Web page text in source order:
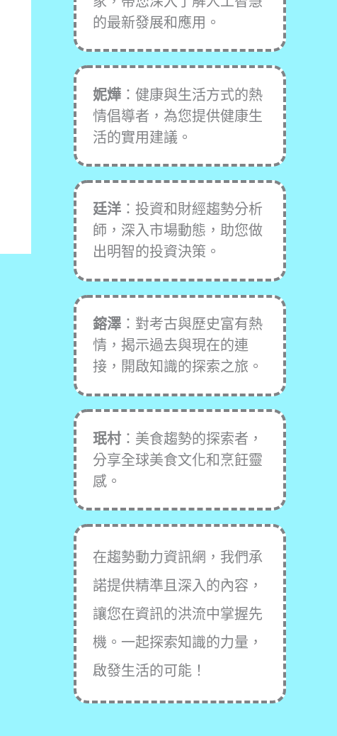
的最新發展和應用。
妮燁：健康與生活方式的熱
情倡導者，為您提供健康生
活的實用建議。
廷洋：投資和財經趨勢分析
師，深入市場動態，助您做
出明智的投資決策。
鎔澤：對考古與歷史富有熱
情，揭示過去與現在的連
接，開啟知識的探索之旅。
珉村：美食趨勢的探索者，
分享全球美食文化和烹飪靈
感。
在趨勢動力資訊網，我們承
諾提供精準且深入的內容，
讓您在資訊的洪流中掌握先
機。一起探索知識的力量，
啟發生活的可能！